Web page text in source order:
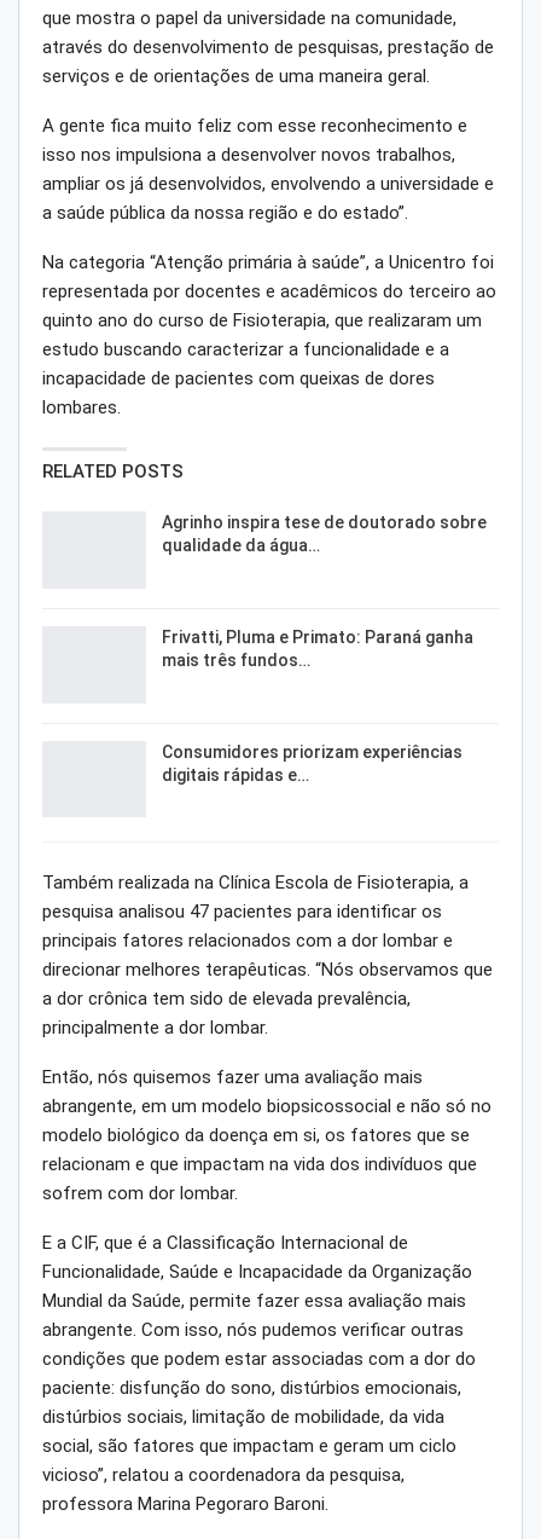
que mostra o papel da universidade na comunidade,
através do desenvolvimento de pesquisas, prestação de
serviços e de orientações de uma maneira geral.
A gente fica muito feliz com esse reconhecimento e
isso nos impulsiona a desenvolver novos trabalhos,
ampliar os já desenvolvidos, envolvendo a universidade e
a saúde pública da nossa região e do estado”.
Na categoria “Atenção primária à saúde”, a Unicentro foi
representada por docentes e acadêmicos do terceiro ao
quinto ano do curso de Fisioterapia, que realizaram um
estudo buscando caracterizar a funcionalidade e a
incapacidade de pacientes com queixas de dores
lombares.
RELATED POSTS
Agrinho inspira tese de doutorado sobre
qualidade da água…
Frivatti, Pluma e Primato: Paraná ganha
mais três fundos…
Consumidores priorizam experiências
digitais rápidas e…
Também realizada na Clínica Escola de Fisioterapia, a
pesquisa analisou 47 pacientes para identificar os
principais fatores relacionados com a dor lombar e
direcionar melhores terapêuticas. “Nós observamos que
a dor crônica tem sido de elevada prevalência,
principalmente a dor lombar.
Então, nós quisemos fazer uma avaliação mais
abrangente, em um modelo biopsicossocial e não só no
modelo biológico da doença em si, os fatores que se
relacionam e que impactam na vida dos indivíduos que
sofrem com dor lombar.
E a CIF, que é a Classificação Internacional de
Funcionalidade, Saúde e Incapacidade da Organização
Mundial da Saúde, permite fazer essa avaliação mais
abrangente. Com isso, nós pudemos verificar outras
condições que podem estar associadas com a dor do
paciente: disfunção do sono, distúrbios emocionais,
distúrbios sociais, limitação de mobilidade, da vida
social, são fatores que impactam e geram um ciclo
vicioso”, relatou a coordenadora da pesquisa,
professora Marina Pegoraro Baroni.